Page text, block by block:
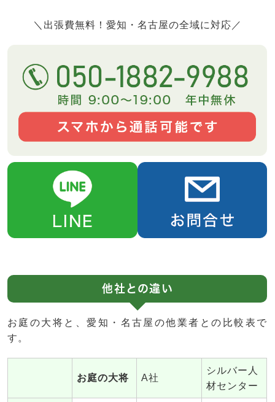
＼出張費無料！愛知・名古屋の全域に対応／
他社との違い
お庭の大将と、愛知・名古屋の他業者との比較表で
す。
お庭の大将 A社
シルバー人
材センター